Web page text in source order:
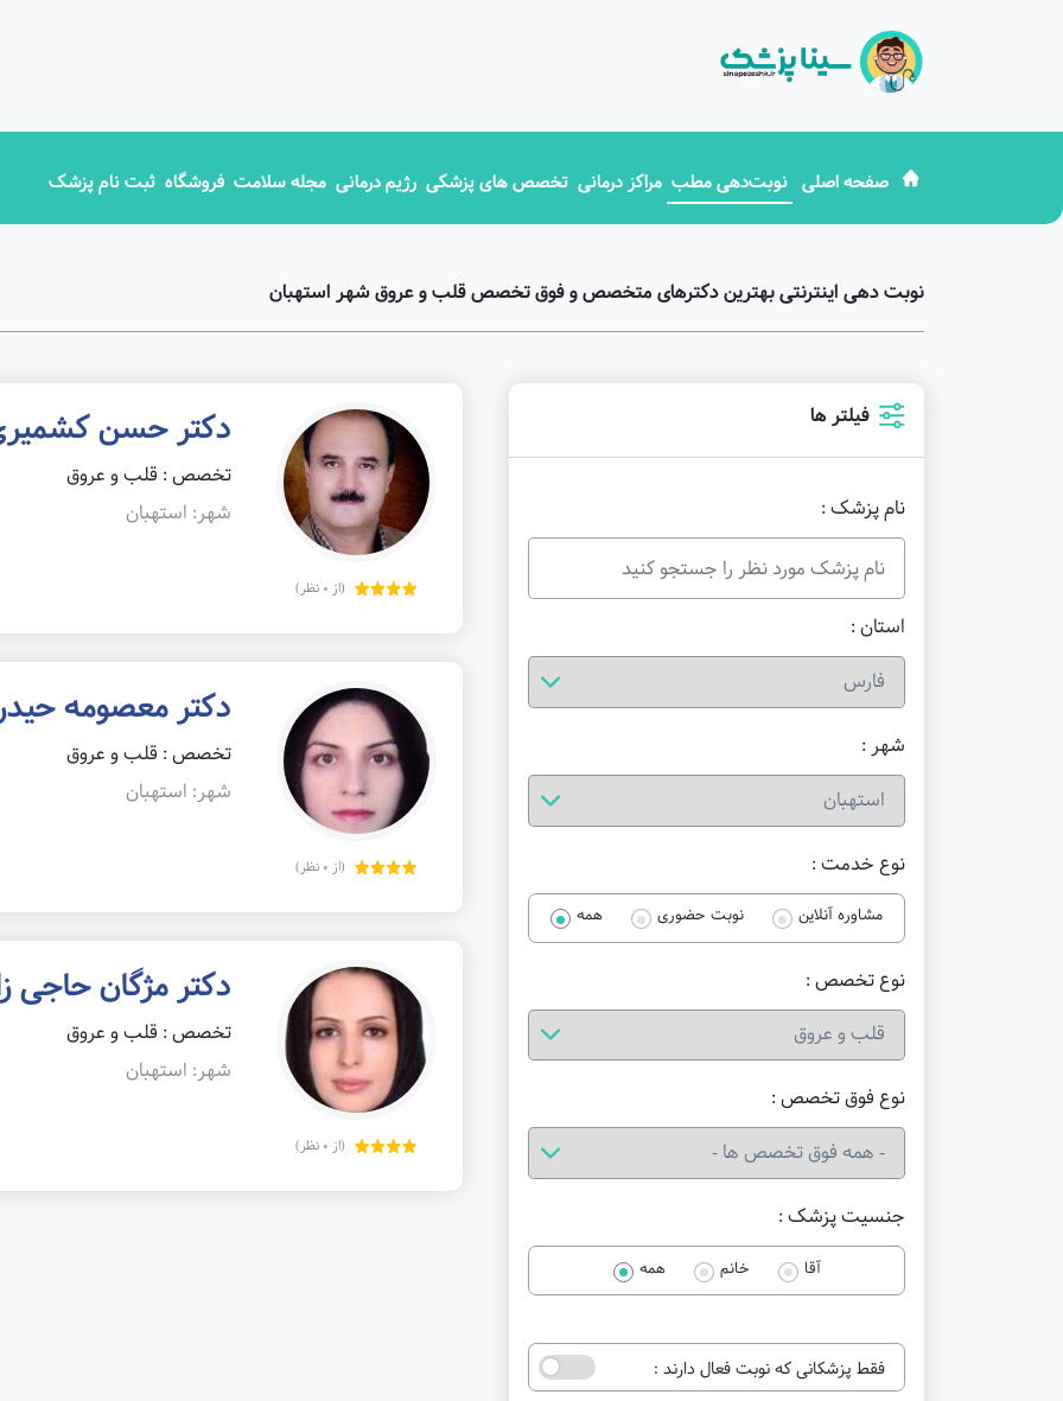
صفحه اصلی نوبت‌دهی مطب مراکز درمانی تخصص های پزشکی رژیم درمانی مجله سلامت فروشگاه ثبت نام پزشک
نوبت دهی اینترنتی بهترین دکترهای متخصص و فوق تخصص قلب و عروق شهر استهبان
فیلتر ها
نام پزشک :
استان :
شهر :
نوع خدمت :
مشاوره آنلاین نوبت حضوری همه
نوع تخصص :
نوع فوق تخصص :
جنسیت پزشک :
آقا خانم همه
فقط پزشکانی که نوبت فعال دارند :
(از 0 نظر)
دکتر حسن
تخصص : قلب و عروق
شهر: استهبان
(از 0 نظر)
دکتر معصومه
تخصص : قلب و عروق
شهر: استهبان
(از 0 نظر)
دکتر مژگان حاجی
تخصص : قلب و عروق
شهر: استهبان